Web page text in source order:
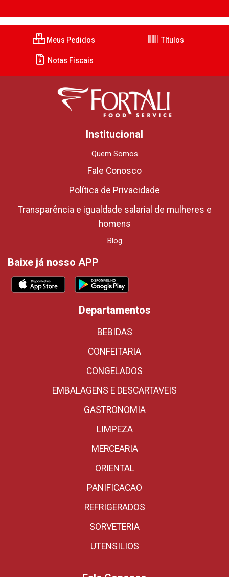
Meus Pedidos Títulos
Notas Fiscais
Institucional
Quem Somos
Fale Conosco
Política de Privacidade
Transparência e igualdade salarial de mulheres e
homens
Blog
Baixe já nosso APP
Departamentos
BEBIDAS
CONFEITARIA
CONGELADOS
EMBALAGENS E DESCARTAVEIS
GASTRONOMIA
LIMPEZA
MERCEARIA
ORIENTAL
PANIFICACAO
REFRIGERADOS
SORVETERIA
UTENSILIOS